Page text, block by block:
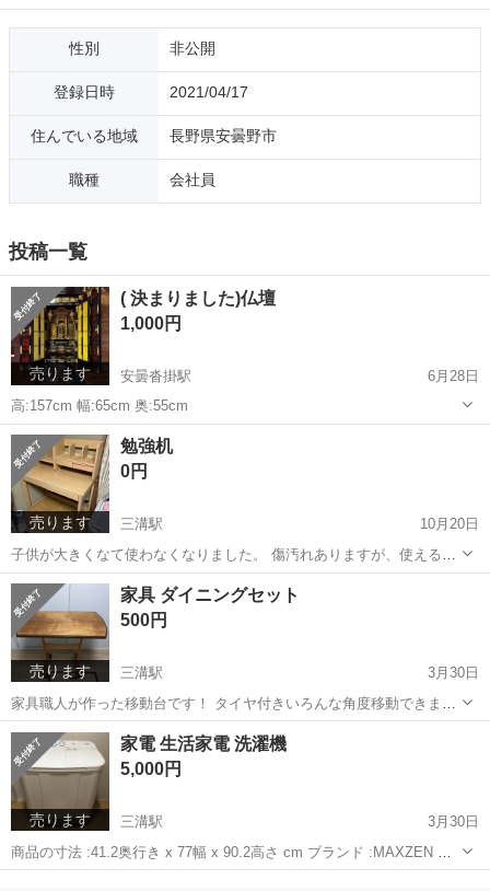
性別 非公開
登録日時 2021/04/17
住んでいる地域 長野県安曇野市
職種 会社員
投稿一覧
売ります
( 決まりました)仏壇
1,000円
安曇沓掛駅
6月28日
高:157cm 幅:65cm 奥:55cm
長野 大町市 安曇沓掛駅
売ります
勉強机
0円
三溝駅
10月20日
子供が大きくなて使わなくなりました。 傷汚れありますが、使えると
思います。 椅子がありません！
長野 松本市 三溝駅 その他 汚れ
売ります
家具 ダイニングセット
500円
三溝駅
3月30日
家具職人が作った移動台です！ タイヤ付きいろんな角度移動できま
す。
長野 松本市 三溝駅 ダイニングセット
売ります
家電 生活家電 洗濯機
5,000円
三溝駅
3月30日
商品の寸法 :41.2奥行き x 77幅 x 90.2高さ cm ブランド :MAXZEN 容
量: 6 キログラム 商品の重量 :21 キログラム 購入して一年間使用し、